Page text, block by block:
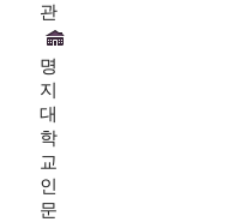
관
명
지
대
학
교
인
문